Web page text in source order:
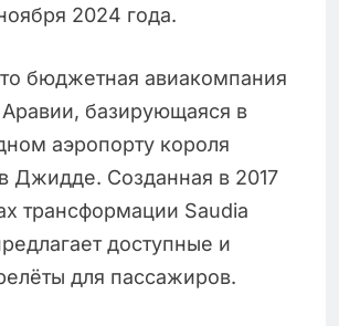
2024 года.
бюджетная авиакомпания
базирующаяся в
аэропорту короля
Джидде. Созданная в 2017
трансформации Saudia
доступные и
для пассажиров.